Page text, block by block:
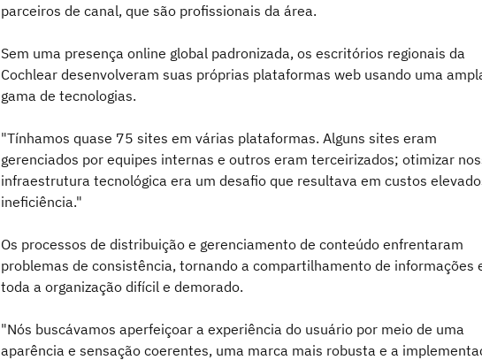
parceiros de canal, que são profissionais da área.
Sem uma presença online global padronizada, os escritórios regionais da
Cochlear desenvolveram suas próprias plataformas web usando uma
gama de tecnologias.
"Tínhamos quase 75 sites em várias plataformas. Alguns sites eram
gerenciados por equipes internas e outros eram terceirizados; otimizar
infraestrutura tecnológica era um desafio que resultava em custos
ineficiência."
Os processos de distribuição e gerenciamento de conteúdo enfrentaram
problemas de consistência, tornando a compartilhamento de informações
toda a organização difícil e demorado.
"Nós buscávamos aperfeiçoar a experiência do usuário por meio de uma
aparência e sensação coerentes, uma marca mais robusta e a